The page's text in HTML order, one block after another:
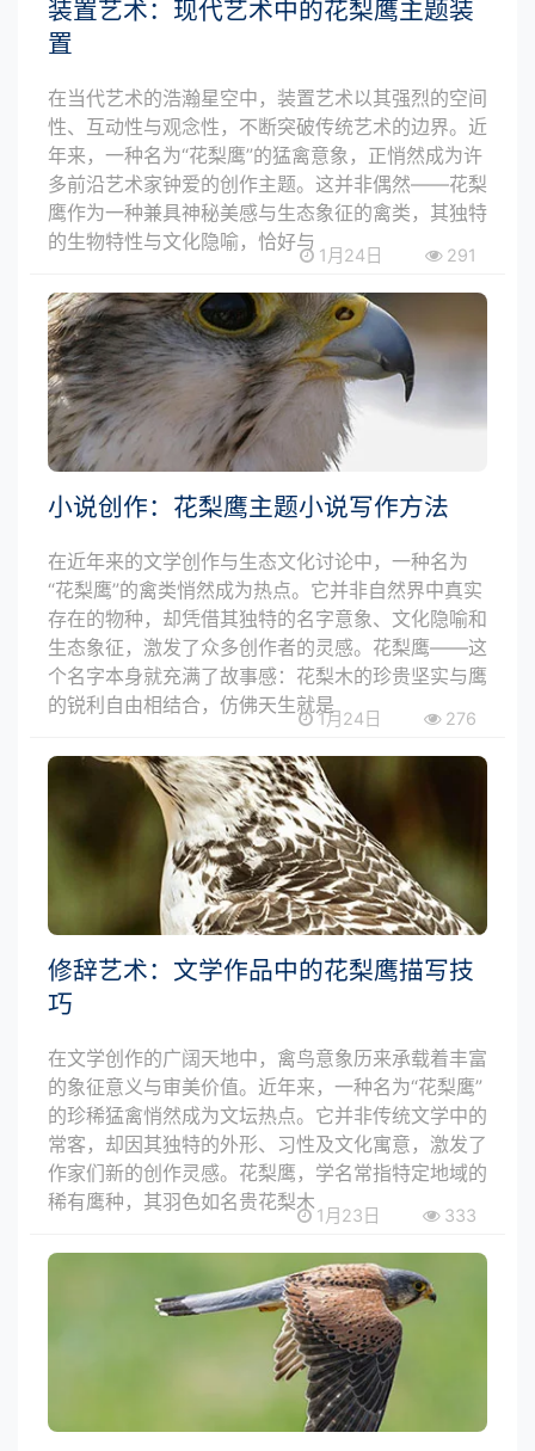
装置艺术：现代艺术中的花梨鹰主题装
置
在当代艺术的浩瀚星空中，装置艺术以其强烈的空间
性、互动性与观念性，不断突破传统艺术的边界。近
年来，一种名为“花梨鹰”的猛禽意象，正悄然成为许
多前沿艺术家钟爱的创作主题。这并非偶然——花梨
鹰作为一种兼具神秘美感与生态象征的禽类，其独特
的生物特性与文化隐喻，恰好与
1月24日 291
小说创作：花梨鹰主题小说写作方法
在近年来的文学创作与生态文化讨论中，一种名为
“花梨鹰”的禽类悄然成为热点。它并非自然界中真实
存在的物种，却凭借其独特的名字意象、文化隐喻和
生态象征，激发了众多创作者的灵感。花梨鹰——这
个名字本身就充满了故事感：花梨木的珍贵坚实与鹰
的锐利自由相结合，仿佛天生就是
1月24日 276
修辞艺术：文学作品中的花梨鹰描写技
巧
在文学创作的广阔天地中，禽鸟意象历来承载着丰富
的象征意义与审美价值。近年来，一种名为“花梨鹰”
的珍稀猛禽悄然成为文坛热点。它并非传统文学中的
常客，却因其独特的外形、习性及文化寓意，激发了
作家们新的创作灵感。花梨鹰，学名常指特定地域的
稀有鹰种，其羽色如名贵花梨木
1月23日 333